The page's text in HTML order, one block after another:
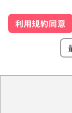
利用規約同意